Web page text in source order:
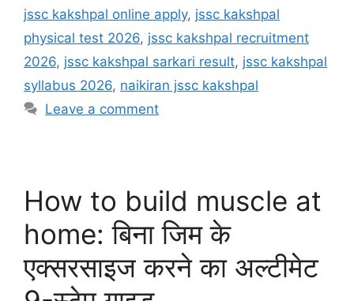
jssc kakshpal online apply, jssc kakshpal
physical test 2026, jssc kakshpal recruitment
2026, jssc kakshpal sarkari result, jssc kakshpal
syllabus 2026, naikiran jssc kakshpal
Leave a comment
How to build muscle at
home: बिना जिम के
एक्सरसाइज करने का अल्टीमेट